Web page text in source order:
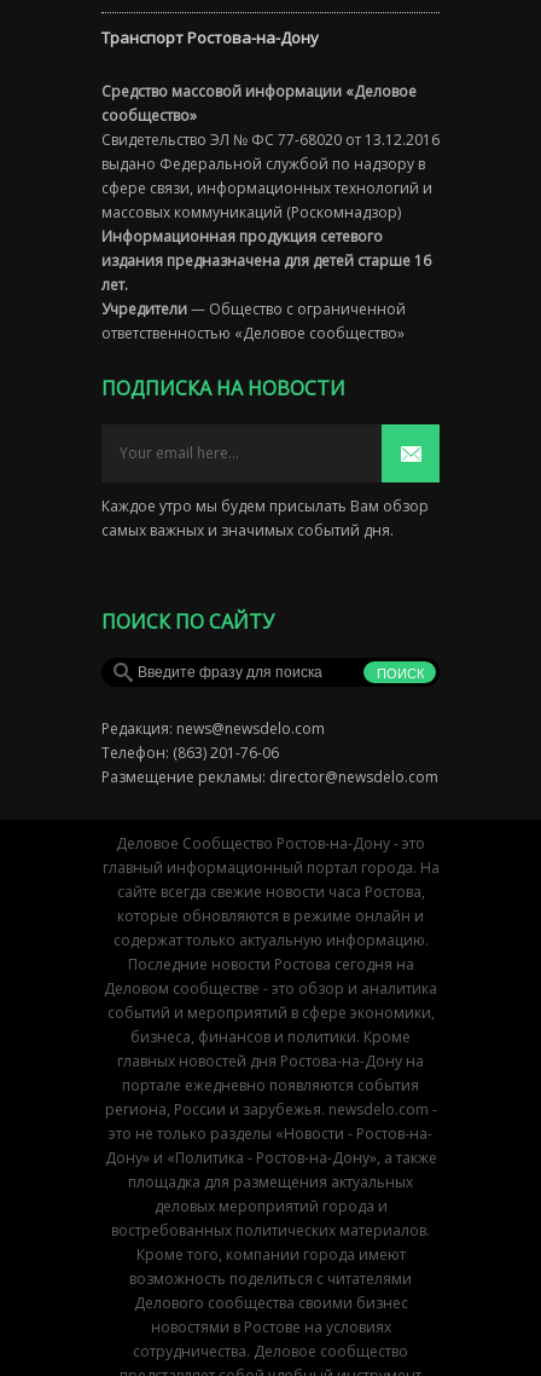
Транспорт Ростова-на-Дону
Средство массовой информации «Деловое
сообщество»
Свидетельство ЭЛ № ФС 77-68020 от 13.12.2016
выдано Федеральной службой по надзору в
сфере связи, информационных технологий и
массовых коммуникаций (Роскомнадзор)
Информационная продукция сетевого
издания предназначена для детей старше 16
лет.
Учредители— Общество с ограниченной
ответственностью «Деловое сообщество»
ПОДПИСКА НА НОВОСТИ
Каждое утро мы будем присылать Вам обзор
самых важных и значимых событий дня.
ПОИСК ПО САЙТУ
Редакция: news@newsdelo.com
Телефон: (863) 201-76-06
Размещение рекламы: director@newsdelo.com
Деловое Сообщество Ростов-на-Дону - это
главный информационный портал города. На
сайте всегда свежие новости часа Ростова,
которые обновляются в режиме онлайн и
содержат только актуальную информацию.
Последние новости Ростова сегодня на
Деловом сообществе - это обзор и аналитика
событий и мероприятий в сфере экономики,
бизнеса, финансов и политики. Кроме
главных новостей дня Ростова-на-Дону на
портале ежедневно появляются события
региона, России и зарубежья. newsdelo.com -
это не только разделы «Новости - Ростов-на-
Дону» и «Политика - Ростов-на-Дону», а также
площадка для размещения актуальных
деловых мероприятий города и
востребованных политических материалов.
Кроме того, компании города имеют
возможность поделиться с читателями
Делового сообщества своими бизнес
новостями в Ростове на условиях
сотрудничества. Деловое сообщество